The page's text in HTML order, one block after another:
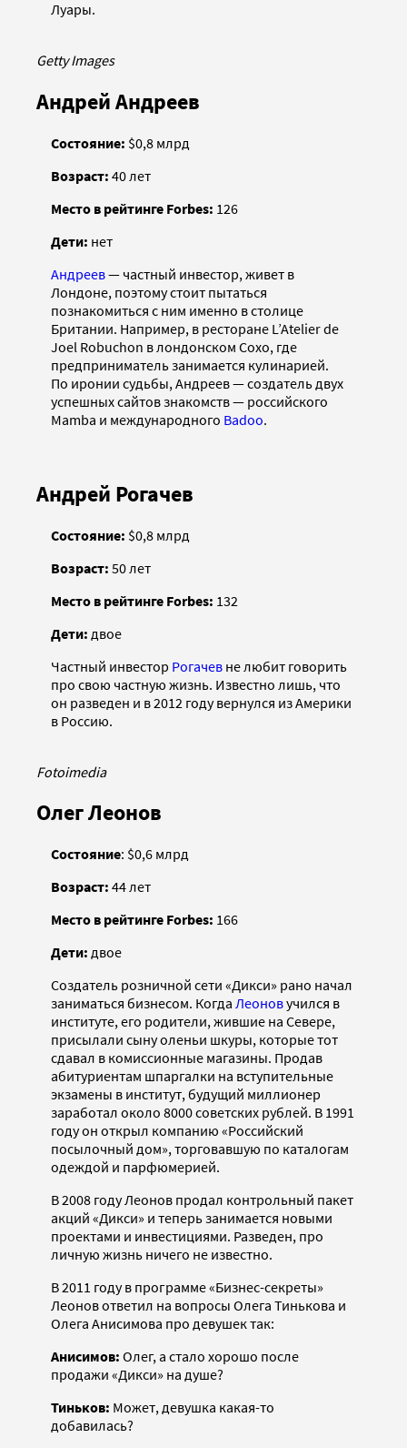
Луары.
Getty Images
Андрей Андреев
Состояние: $0,8 млрд
Возраст: 40 лет
Место в рейтинге Forbes: 126
Дети: нет
Андреев— частный инвестор, живет в
Лондоне, поэтому стоит пытаться
познакомиться с ним именно в столице
Британии. Например, в ресторане L’Atelier de
Joel Robuchon в лондонском Сохо, где
предприниматель занимается кулинарией.
По иронии судьбы, Андреев — создатель двух
успешных сайтов знакомств — российского
Mamba и международного Badoo.
Андрей Рогачев
Состояние: $0,8 млрд
Возраст: 50 лет
Место в рейтинге Forbes: 132
Дети: двое
Частный инвестор Рогачев не любит говорить
про свою частную жизнь. Известно лишь, что
он разведен и в 2012 году вернулся из Америки
в Россию.
Fotoimedia
Олег Леонов
Состояние: $0,6 млрд
Возраст: 44 лет
Место в рейтинге Forbes: 166
Дети: двое
Создатель розничной сети «Дикси» рано начал
заниматься бизнесом. Когда Леоновучился в
институте, его родители, жившие на Севере,
присылали сыну оленьи шкуры, которые тот
сдавал в комиссионные магазины. Продав
абитуриентам шпаргалки на вступительные
экзамены в институт, будущий миллионер
заработал около 8000 советских рублей. В 1991
году он открыл компанию «Российский
посылочный дом», торговавшую по каталогам
одеждой и парфюмерией.
В 2008 году Леонов продал контрольный пакет
акций «Дикси» и теперь занимается новыми
проектами и инвестициями. Разведен, про
личную жизнь ничего не известно.
В 2011 году в программе «Бизнес-секреты»
Леонов ответил на вопросы Олега Тинькова и
Олега Анисимова про девушек так:
Анисимов: Олег, а стало хорошо после
продажи «Дикси» на душе?
Тиньков: Может, девушка какая-то
добавилась?